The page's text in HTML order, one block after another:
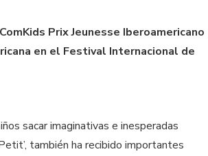
Prix Jeunesse Iberoamericano
en el Festival Internacional de
sacar imaginativas e inesperadas
también ha recibido importantes